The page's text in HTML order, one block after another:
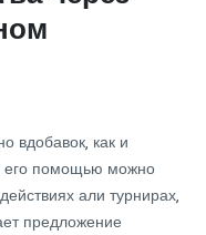
вдобавок, как и
его помощью можно
али турнирах,
предложение